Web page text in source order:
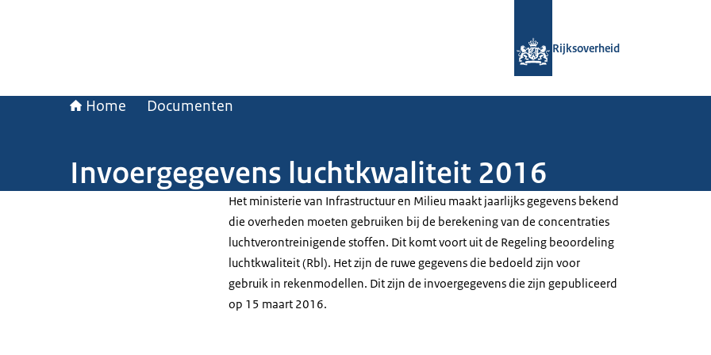
Rijksoverheid
Home Documenten
Invoergegevens luchtkwaliteit 2016
Het ministerie van Infrastructuur en Milieu maakt jaarlijks gegevens bekend
die overheden moeten gebruiken bij de berekening van de concentraties
luchtverontreinigende stoffen. Dit komt voort uit de Regeling beoordeling
luchtkwaliteit (Rbl). Het zijn de ruwe gegevens die bedoeld zijn voor
gebruik in rekenmodellen. Dit zijn de invoergegevens die zijn gepubliceerd
op 15 maart 2016.